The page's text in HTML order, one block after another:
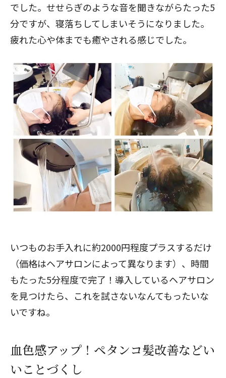
でした。せせらぎのような音を聞きながらたった5
分ですが、寝落ちしてしまいそうになりました。
疲れた心や体までも癒やされる感じでした。
いつものお手入れに約2000円程度プラスするだけ
（価格はヘアサロンによって異なります）、時間
もたった5分程度で完了！導入しているヘアサロン
を見つけたら、これを試さないなんてもったいな
いですね。
血色感アップ！ペタンコ髪改善などい
いことづくし